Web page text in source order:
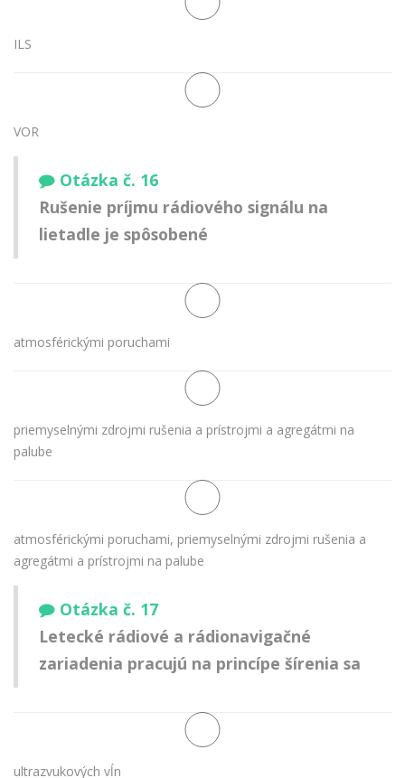
ILS
VOR
Otázka č. 16
Rušenie príjmu rádiového signálu na
lietadle je spôsobené
atmosférickými poruchami
priemyselnými zdrojmi rušenia a prístrojmi a agregátmi na
palube
atmosférickými poruchami, priemyselnými zdrojmi rušenia a
agregátmi a prístrojmi na palube
Otázka č. 17
Letecké rádiové a rádionavigačné
zariadenia pracujú na princípe šírenia sa
ultrazvukových vĺn